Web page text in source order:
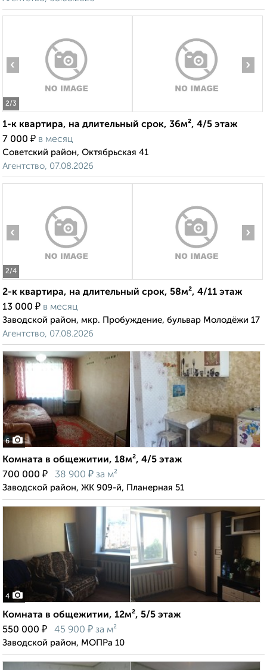
2/3
‹ ›
1-к квартира, на длительный срок, 36м², 4/5 этаж
7 000 ₽ в месяц
Советский район, Октябрьская 41
Агентство, 07.08.2026
2/4
‹ ›
2-к квартира, на длительный срок, 58м², 4/11 этаж
13 000 ₽ в месяц
Заводской район, мкр. Пробуждение, бульвар Молодёжи 17
Агентство, 07.08.2026
6
Комната в общежитии, 18м², 4/5 этаж
700 000 ₽ 38 900 ₽ за м²
Заводской район, ЖК 909-й, Планерная 51
4
Комната в общежитии, 12м², 5/5 этаж
550 000 ₽ 45 900 ₽ за м²
Заводской район, МОПРа 10